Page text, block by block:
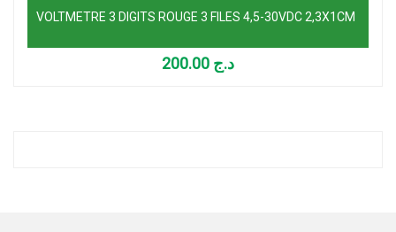
VOLTMETRE 3 DIGITS ROUGE 3 FILES 4,5-30VDC 2,3X1CM
د.ج